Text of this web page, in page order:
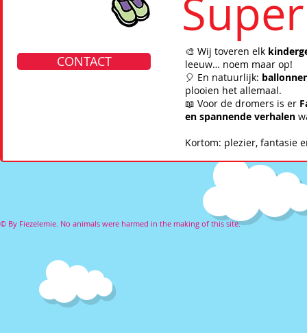
CONTACT
🎨 Wij toveren elk
leeuw… noem maar op!
🎈 En natuurlijk:
plooien het allemaal.
📖 Voor de dromers is er
en spannende verhalen
Kortom: plezier, fantasie
© By Fiezelemie. No animals were harmed in the making of this site.